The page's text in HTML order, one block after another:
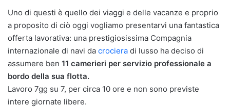
Uno di questi è quello dei viaggi e delle vacanze e proprio
a proposito di ciò oggi vogliamo presentarvi una fantastica
offerta lavorativa: una prestigiosissima Compagnia
internazionale di navi da crociera di lusso ha deciso di
assumere ben 11 camerieri per servizio professionale a
bordo della sua flotta.
Lavoro 7gg su 7, per circa 10 ore e non sono previste
intere giornate libere.